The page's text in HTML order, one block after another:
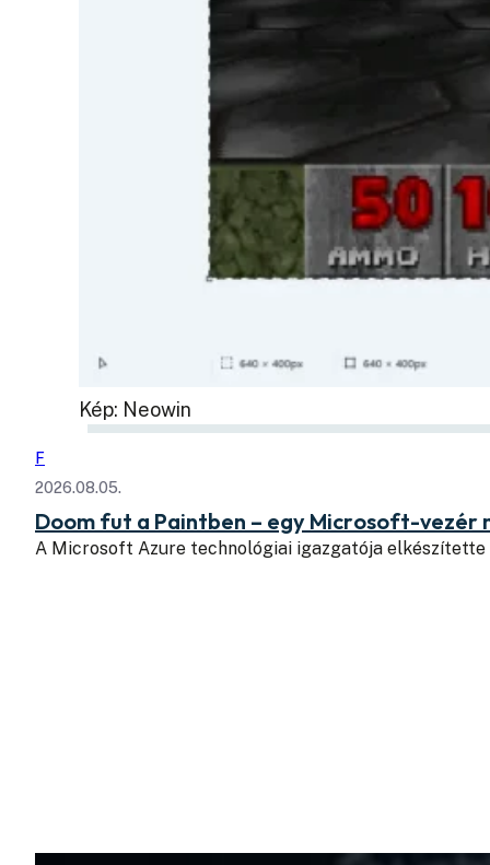
Kép: Neowin
F
2026.08.05.
Doom fut a Paintben – egy Microsoft-vezér
A Microsoft Azure technológiai igazgatója elkészítette